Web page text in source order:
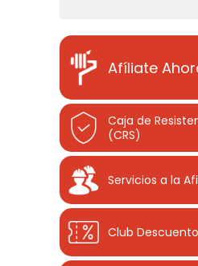
Afíliate
Caja de
(CRS)
Servicios a la
Club